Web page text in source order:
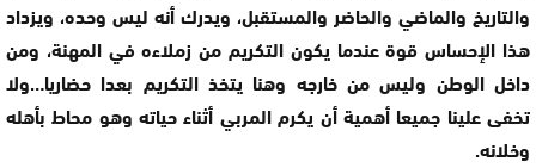
والتاريخ والماضي والحاضر والمستقبل، ويدرك أنه ليس وحده، ويزداد
هذا الإحساس قوة عندما يكون التكريم من زملاءه في المهنة، ومن
داخل الوطن وليس من خارجه وهنا يتخذ التكريم بعدا حضاريا…ولا
تخفى علينا جميعا أهمية أن يكرم المربي أثناء حياته وهو محاط بأهله
وخلانه.